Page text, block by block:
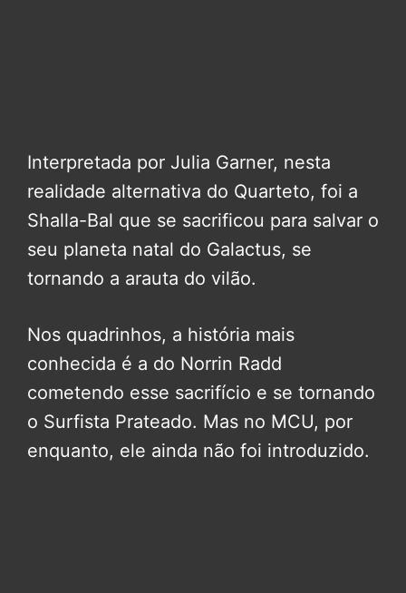
Interpretada por Julia Garner, nesta
realidade alternativa do Quarteto, foi a
Shalla-Bal que se sacrificou para salvar o
seu planeta natal do Galactus, se
tornando a arauta do vilão.
Nos quadrinhos, a história mais
conhecida é a do Norrin Radd
cometendo esse sacrifício e se tornando
o Surfista Prateado. Mas no MCU, por
enquanto, ele ainda não foi introduzido.